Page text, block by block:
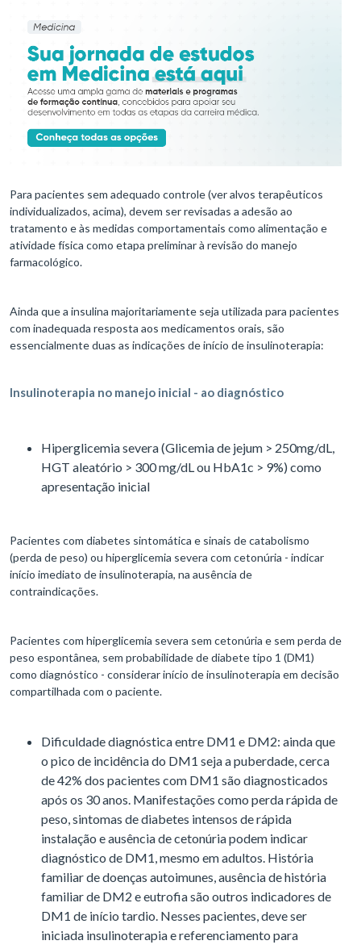
Para pacientes sem adequado controle (ver alvos terapêuticos
individualizados, acima), devem ser revisadas a adesão ao
tratamento e às medidas comportamentais como alimentação e
atividade física como etapa preliminar à revisão do manejo
farmacológico.
Ainda que a insulina majoritariamente seja utilizada para pacientes
com inadequada resposta aos medicamentos orais, são
essencialmente duas as indicações de início de insulinoterapia:
Insulinoterapia no manejo inicial - ao diagnóstico
Hiperglicemia severa (Glicemia de jejum > 250mg/dL,
HGT aleatório > 300 mg/dL ou HbA1c > 9%) como
apresentação inicial
Pacientes com diabetes sintomática e sinais de catabolismo
(perda de peso) ou hiperglicemia severa com cetonúria - indicar
início imediato de insulinoterapia, na ausência de
contraindicações.
Pacientes com hiperglicemia severa sem cetonúria e sem perda de
peso espontânea, sem probabilidade de diabete tipo 1 (DM1)
como diagnóstico - considerar início de insulinoterapia em decisão
compartilhada com o paciente.
Dificuldade diagnóstica entre DM1 e DM2: ainda que
o pico de incidência do DM1 seja a puberdade, cerca
de 42% dos pacientes com DM1 são diagnosticados
após os 30 anos. Manifestações como perda rápida de
peso, sintomas de diabetes intensos de rápida
instalação e ausência de cetonúria podem indicar
diagnóstico de DM1, mesmo em adultos. História
familiar de doenças autoimunes, ausência de história
familiar de DM2 e eutrofia são outros indicadores de
DM1 de início tardio. Nesses pacientes, deve ser
iniciada insulinoterapia e referenciamento para